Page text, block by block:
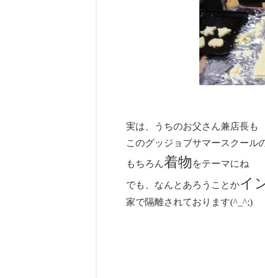
実は、うちのお父さん兼店長も
このグッジョブサマースクール
もちろん着物をテーマにね
でも、なんとあろうことかイ
家で隔離されております(^_^;)